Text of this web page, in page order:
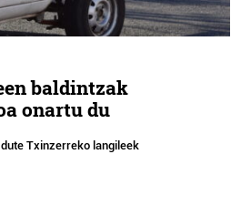
baldintzak
onartu du
Txinzerreko langileek